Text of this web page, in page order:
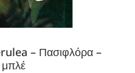
– Πασιφλόρα –
μπλέ